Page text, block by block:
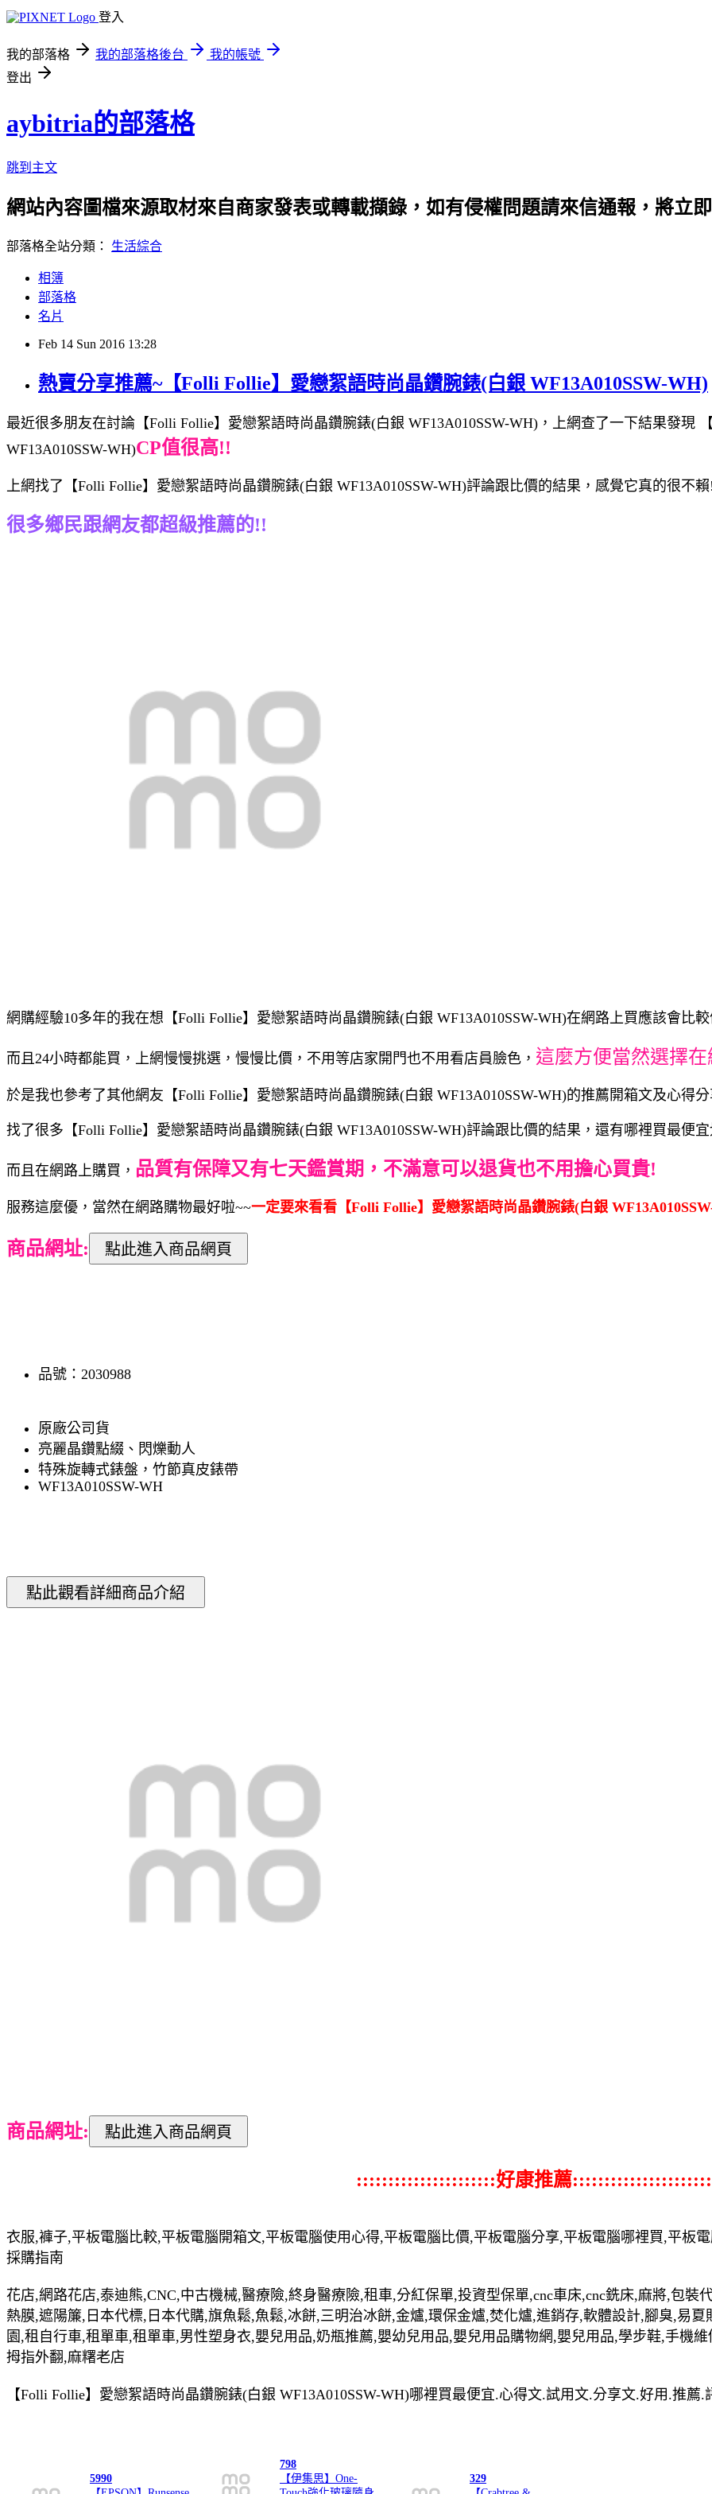
登入
我的部落格 我的部落格後台
我的帳號
登出
aybitria的部落格
跳到主文
網站內容圖檔來源取材來自商家發表或轉載擷錄，如有侵權問題請來信通報，將立
部落格全站分類： 生活綜合
相簿
部落格
名片
Feb 14 Sun 2016 13:28
熱賣分享推薦~【Folli Follie】愛戀絮語時尚晶鑽腕錶(白銀 WF13A010SSW-WH)
最近很多朋友在討論【Folli Follie】愛戀絮語時尚晶鑽腕錶(白銀 WF13A010SSW-WH)，上網查了一下結果發現
WF13A010SSW-WH)CP值很高!!
上網找了【Folli Follie】愛戀絮語時尚晶鑽腕錶(白銀 WF13A010SSW-WH)評論跟比價的結果，感覺它真的很不
很多鄉民跟網友都超級推薦的!!
網購經驗10多年的我在想【Folli Follie】愛戀絮語時尚晶鑽腕錶(白銀 WF13A010SSW-WH)在網路上買應該會比較
而且24小時都能買，上網慢慢挑選，慢慢比價，不用等店家開門也不用看店員臉色， 這麼方便當然選擇
於是我也參考了其他網友【Folli Follie】愛戀絮語時尚晶鑽腕錶(白銀 WF13A010SSW-WH)的推薦開箱文及心得分
找了很多【Folli Follie】愛戀絮語時尚晶鑽腕錶(白銀 WF13A010SSW-WH)評論跟比價的結果，還有哪裡買最便
而且在網路上購買， 品質有保障又有七天鑑賞期，不滿意可以退貨也不用擔心買貴!
服務這麼優，當然在網路購物最好啦~~一定要來看看【Folli Follie】愛戀絮語時尚晶鑽腕錶(白銀
商品網址:
品號：2030988
原廠公司貨
亮麗晶鑽點綴、閃爍動人
特殊旋轉式錶盤，竹節真皮錶帶
WF13A010SSW-WH
商品網址:
::::::::::::::::::::::好康推薦::::::::::::::::::::::
衣服,褲子,平板電腦比較,平板電腦開箱文,平板電腦使用心得,平板電腦比價,平板電腦分享,平板電腦哪裡買,平板
採購指南
花店,網路花店,泰迪熊,CNC,中古機械,醫療險,終身醫療險,租車,分紅保單,投資型保單,cnc車床,cnc銑床,麻將,包
熱膜,遮陽簾,日本代標,日本代購,旗魚鬆,魚鬆,冰餅,三明治冰餅,金爐,環保金爐,焚化爐,進銷存,軟體設計,腳臭,易
園,租自行車,租單車,租單車,男性塑身衣,嬰兒用品,奶瓶推薦,嬰幼兒用品,嬰兒用品購物網,嬰兒用品,學步鞋,手機
拇指外翻,麻糬老店
【Folli Follie】愛戀絮語時尚晶鑽腕錶(白銀 WF13A010SSW-WH)哪裡買最便宜.心得文.試用文.分享文.好用.推薦
5990
798
【伊集思】One-
329